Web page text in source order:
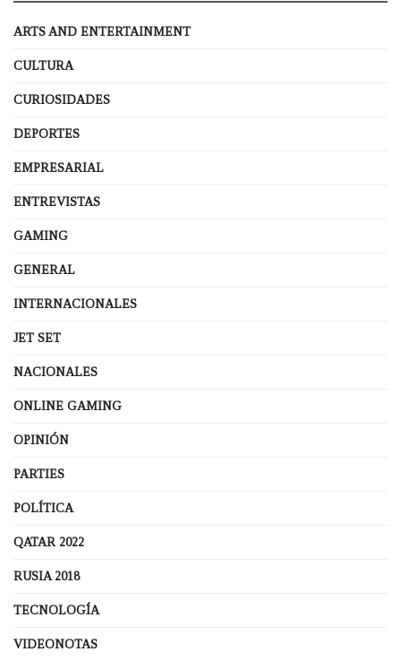
ARTS AND ENTERTAINMENT
CULTURA
CURIOSIDADES
DEPORTES
EMPRESARIAL
ENTREVISTAS
GAMING
GENERAL
INTERNACIONALES
JET SET
NACIONALES
ONLINE GAMING
OPINIÓN
PARTIES
POLÍTICA
QATAR 2022
RUSIA 2018
TECNOLOGÍA
VIDEONOTAS